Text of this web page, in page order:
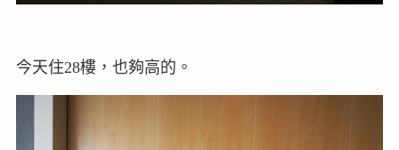
今天住28樓，也夠高的。